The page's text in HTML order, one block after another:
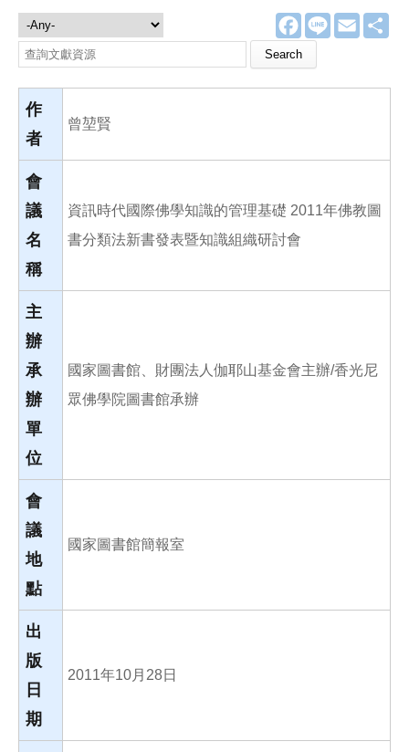
F
a
e
o
L
E
m
文獻資源
Search this site
作
者
曾堃賢
會
議
名
稱
資訊時代國際佛學知識的管理基礎 2011年佛教圖
書分類法新書發表暨知識組織研討會
主
辦
承
辦
單
位
國家圖書館、財團法人伽耶山基金會主辦/香光尼
眾佛學院圖書館承辦
會
議
地
點
國家圖書館簡報室
出
版
日
期
2011年10月28日